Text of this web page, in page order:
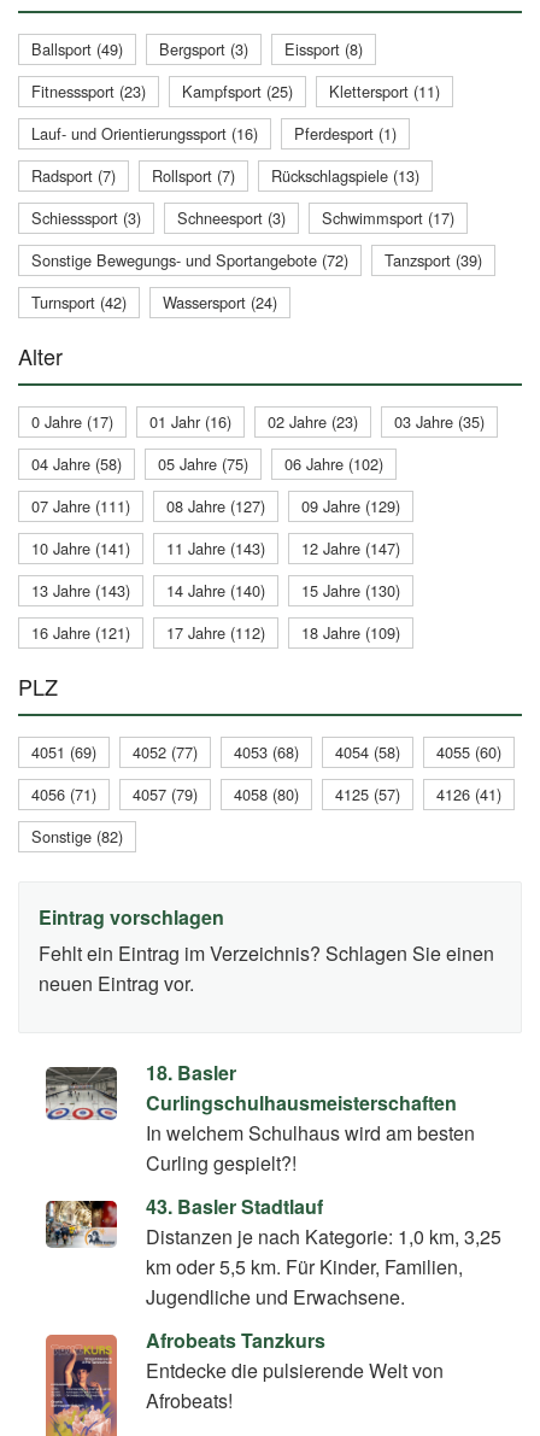
18. Basler
Curlingschulhausmeisterschaften
In welchem Schulhaus wird am besten
Curling gespielt?!
43. Basler Stadtlauf
Distanzen je nach Kategorie: 1,0 km, 3,25
km oder 5,5 km. Für Kinder, Familien,
Jugendliche und Erwachsene.
Afrobeats Tanzkurs
Entdecke die pulsierende Welt von
Afrobeats!
Ballsport (49) Bergsport (3)
Eissport (8)
Fitnesssport (23)
Kampfsport (25)
Klettersport (11)
Lauf- und Orientierungssport (16)
Pferdesport (1)
Radsport (7)
Rollsport (7)
Rückschlagspiele (13)
Schiesssport (3)
Schneesport (3)
Schwimmsport (17)
Sonstige Bewegungs- und Sportangebote (72)
Tanzsport (39)
Turnsport (42)
Wassersport (24)
Alter
0 Jahre (17) 01 Jahr (16) 02 Jahre (23)
03 Jahre (35)
04 Jahre (58)
05 Jahre (75)
06 Jahre (102)
07 Jahre (111)
08 Jahre (127)
09 Jahre (129)
10 Jahre (141)
11 Jahre (143)
12 Jahre (147)
13 Jahre (143)
14 Jahre (140)
15 Jahre (130)
16 Jahre (121)
17 Jahre (112) 18 Jahre (109)
PLZ
4051 (69) 4052 (77) 4053 (68) 4054 (58)
4055 (60)
4056 (71)
4057 (79) 4058 (80) 4125 (57)
4126 (41)
Sonstige (82)
Eintrag vorschlagen
Fehlt ein Eintrag im Verzeichnis? Schlagen Sie einen
neuen Eintrag vor.